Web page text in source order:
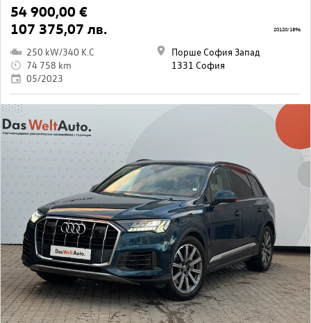
54 900,00 €
107 375,07 лв.
250 kW/340 K.C
74 758 km
05/2023
Порше София Запад
1331 София
20120/1896